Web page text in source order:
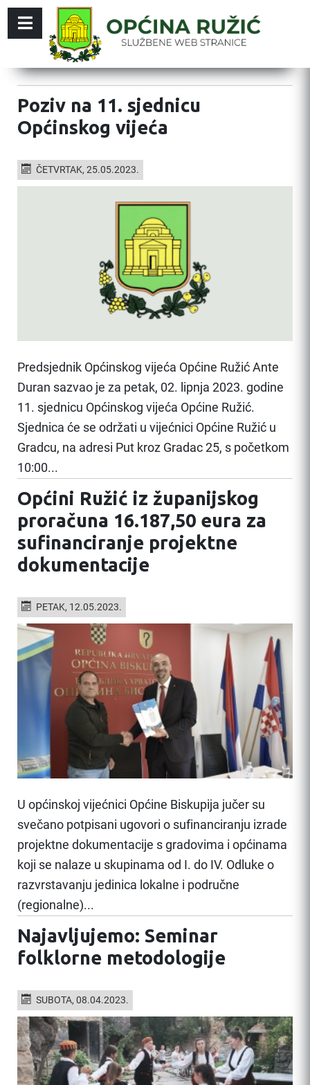
Poziv na 11. sjednicu
Općinskog vijeća
ČETVRTAK, 25.05.2023.
Predsjednik Općinskog vijeća Općine Ružić Ante
Duran sazvao je za petak, 02. lipnja 2023. godine
11. sjednicu Općinskog vijeća Općine Ružić.
Sjednica će se održati u vijećnici Općine Ružić u
Gradcu, na adresi Put kroz Gradac 25, s početkom
10:00...
Općini Ružić iz županijskog
proračuna 16.187,50 eura za
sufinanciranje projektne
dokumentacije
PETAK, 12.05.2023.
U općinskoj vijećnici Općine Biskupija jučer su
svečano potpisani ugovori o sufinanciranju izrade
projektne dokumentacije s gradovima i općinama
koji se nalaze u skupinama od I. do IV. Odluke o
razvrstavanju jedinica lokalne i područne
(regionalne)...
Najavljujemo: Seminar
folklorne metodologije
SUBOTA, 08.04.2023.